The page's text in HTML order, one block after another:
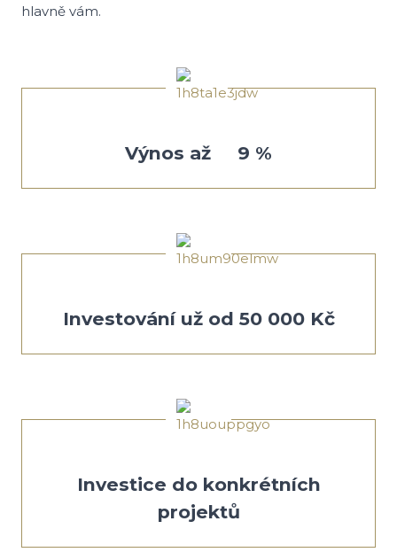
hlavně vám.
Výnos až 9 %
Investování už od 50 000 Kč
Investice do konkrétních
projektů